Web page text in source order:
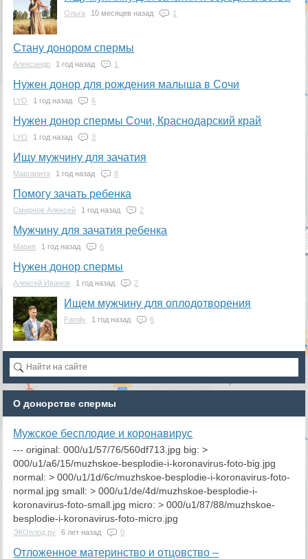
Ольга 10 месяцев назад 1
Стану донором спермы
Александр 1 год назад 1
Нужен донор для рождения малыша в Сочи
LYO 1 год назад 6
Нужен донор спермы Сочи, Краснодарский край
LYO 1 год назад 3
Ищу мужчину для зачатия
Маргарита 1 год назад 8
Помогу зачать ребенка
Смирнов Алексей 1 год назад 2
Мужчину для зачатия ребенка
Мария 1 год назад 6
Нужен донор спермы
Алексей Иванов 1 год назад 2
Ищем мужчину для оплодотворения
Family 1 год назад 6
О донорстве спермы
​Мужское бесплодие и коронавирус
--- original: 000/u1/57/76/560df713.jpg big: >
000/u1/a6/15/muzhskoe-besplodie-i-koronavirus-foto-big.jpg
normal: > 000/u1/1d/6c/muzhskoe-besplodie-i-koronavirus-foto-
normal.jpg small: > 000/u1/de/4d/muzhskoe-besplodie-i-
koronavirus-foto-small.jpg micro: > 000/u1/87/88/muzhskoe-
besplodie-i-koronavirus-foto-micro.jpg
ЭКОплод.ру 6 лет назад 0
Отложенное материнство и отцовство –